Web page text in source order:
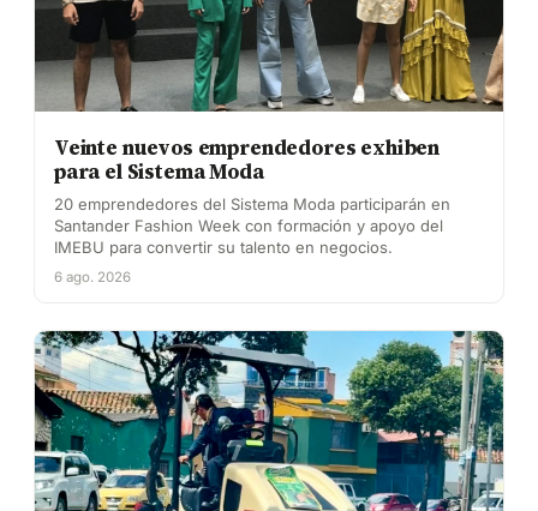
Veinte nuevos emprendedores exhiben
para el Sistema Moda
20 emprendedores del Sistema Moda participarán en
Santander Fashion Week con formación y apoyo del
IMEBU para convertir su talento en negocios.
6 ago. 2026